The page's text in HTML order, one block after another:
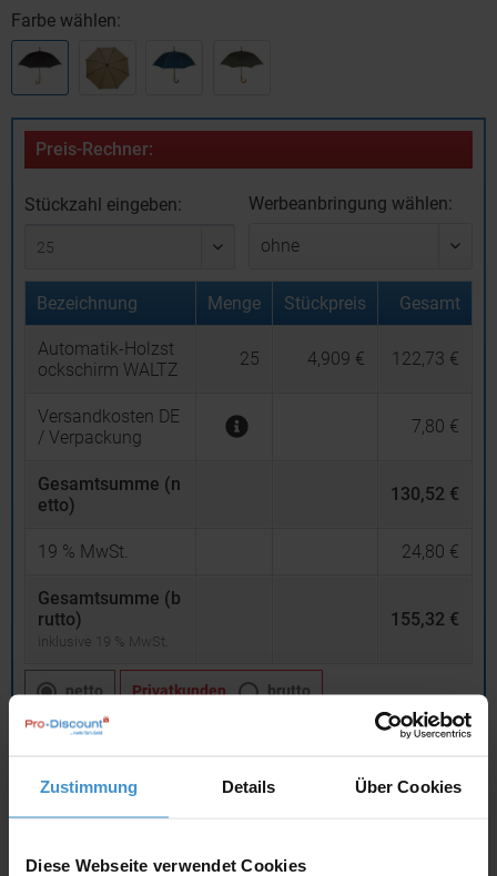
Zustimmung Details Über Cookies
Diese Webseite verwendet Cookies
Farbe wählen:
Preis-Rechner:
Stückzahl eingeben: Werbeanbringung wählen:
Bezeichnung Menge Stückpreis Gesamt
Automatik-Holzst
ockschirm WALTZ
25 4,909 € 122,73 €
Versandkosten DE
/ Verpackung
7,80 €
Gesamtsumme (n
etto)
130,52 €
19 % MwSt. 24,80 €
Gesamtsumme (b
rutto)
inklusive 19 % MwSt.
155,32 €
netto Privatkunden brutto